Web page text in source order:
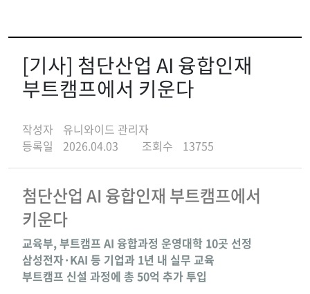
[기사] 첨단산업 AI 융합인재
부트캠프에서 키운다
작성자
유니와이드 관리자
등록일
2026.04.03 조회수 13755
첨단산업 AI 융합인재 부트캠프에서
키운다
교육부, 부트캠프 AI 융합과정 운영대학 10곳 선정
삼성전자·KAI 등 기업과 1년 내 실무 교육
부트캠프 신설 과정에 총 50억 추가 투입